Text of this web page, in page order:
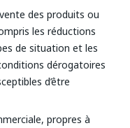
des produits ou
les réductions
de situation et les
dérogatoires
d’être
propres à